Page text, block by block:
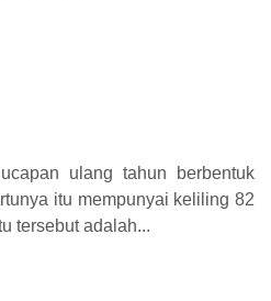
ulang tahun berbentuk
itu mempunyai keliling 82
tersebut adalah...